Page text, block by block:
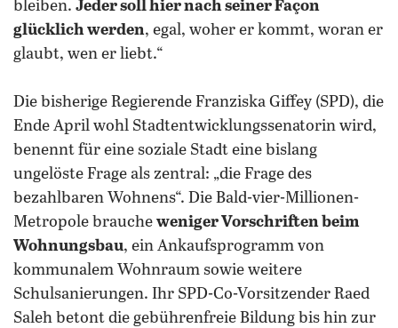
bleiben. Jeder soll hier nach seiner Façon
glücklich werden, egal, woher er kommt, woran er
glaubt, wen er liebt.“
Die bisherige Regierende Franziska Giffey (SPD), die
Ende April wohl Stadtentwicklungssenatorin wird,
benennt für eine soziale Stadt eine bislang
ungelöste Frage als zentral: „die Frage des
bezahlbaren Wohnens“. Die Bald-vier-Millionen-
Metropole brauche weniger Vorschriften beim
Wohnungsbau, ein Ankaufsprogramm von
kommunalem Wohnraum sowie weitere
Schulsanierungen. Ihr SPD-Co-Vorsitzender Raed
Saleh betont die gebührenfreie Bildung bis hin zur